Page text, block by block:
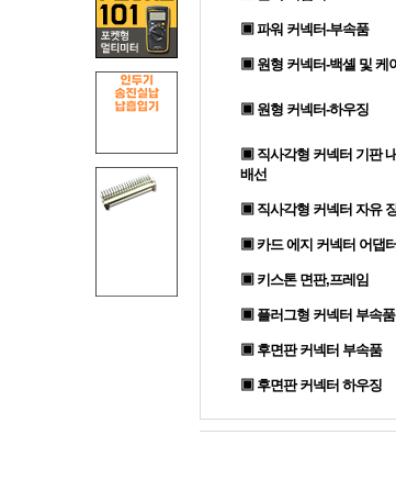
▣ 파워 커넥터-부속품
▣ 원형 커넥터-백셸 및 케
▣ 원형 커넥터-하우징
▣ 직사각형 커넥터 기판
배선
▣ 직사각형 커넥터 자유
▣ 카드 에지 커넥터 어댑터
▣ 키스톤 면판,프레임
▣ 플러그형 커넥터 부속품
▣ 후면판 커넥터 부속품
▣ 후면판 커넥터 하우징